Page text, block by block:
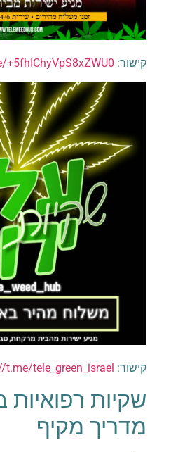
קישור:
קישור: t.me/tele_green_israel
שקיות
מדריך מקיף